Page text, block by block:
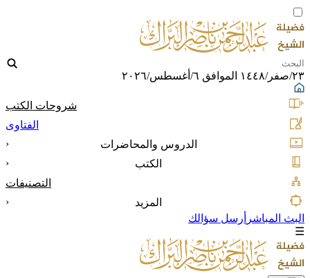
٢٣/صفر/١٤٤٨ الموافق ٦/أغسطس/٢٠٢٦
شروحات الكتب
الفتاوى
الدروس والمحاضرات
‹
الكتب
‹
التصنيفات
المزيد
‹
البث المباشر أرسل سؤالك
☰